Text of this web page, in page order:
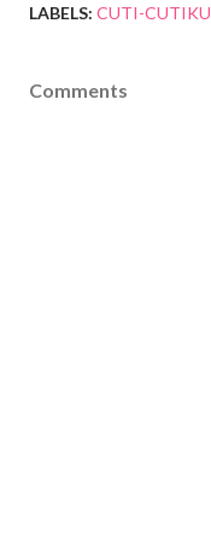
LABELS: CUTI-CUTIKU
Comments